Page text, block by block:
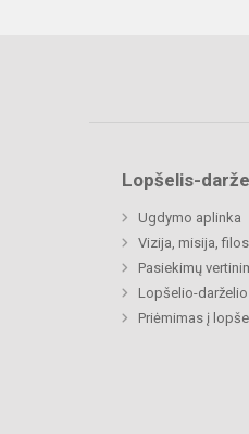
Lopšelis-
Ugdymo aplinka
Vizija, misija,
Pasiekimų
Lopšelio-
Priėmimas į